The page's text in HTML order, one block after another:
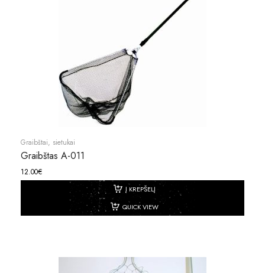
Graibštai, sietukai
Graibštas A-011
12.00€
Į KREPŠELĮ
QUICK VIEW